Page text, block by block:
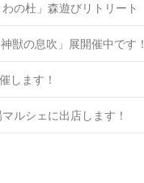
の杜」森遊びリトリート
獣の息吹」展開催中です！
します！
ルシェに出店します！